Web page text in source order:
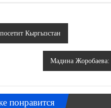
Кыргызстан
Мадина
понравится